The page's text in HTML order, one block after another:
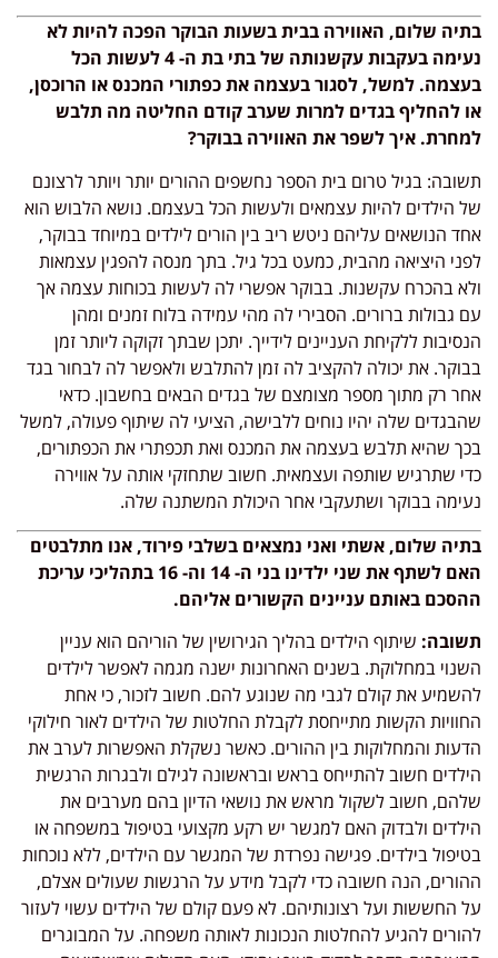
בתיה שלום, האווירה בבית בשעות הבוקר הפכה להיות לא
נעימה בעקבות עקשנותה של בתי בת ה- 4 לעשות הכל
בעצמה. למשל, לסגור בעצמה את כפתורי המכנס או הרוכסן,
או להחליף בגדים למרות שערב קודם החליטה מה תלבש
למחרת. איך לשפר את האווירה בבוקר?
תשובה: בגיל טרום בית הספר נחשפים ההורים יותר ויותר לרצונם
של הילדים להיות עצמאים ולעשות הכל בעצמם. נושא הלבוש הוא
אחד הנושאים עליהם ניטש ריב בין הורים לילדים במיוחד בבוקר,
לפני היציאה מהבית, כמעט בכל גיל. בתך מנסה להפגין עצמאות
ולא בהכרח עקשנות. בבוקר אפשרי לה לעשות בכוחות עצמה אך
עם גבולות ברורים. הסבירי לה מהי עמידה בלוח זמנים ומהן
הנסיבות ללקיחת העניינים לידייך. יתכן שבתך זקוקה ליותר זמן
בבוקר. את יכולה להקציב לה זמן להתלבש ולאפשר לה לבחור בגד
אחר רק מתוך מספר מצומצם של בגדים הבאים בחשבון. כדאי
שהבגדים שלה יהיו נוחים ללבישה, הציעי לה שיתוף פעולה, למשל
בכך שהיא תלבש בעצמה את המכנס ואת תכפתרי את הכפתורים,
כדי שתרגיש שותפה ועצמאית. חשוב שתחזקי אותה על אווירה
נעימה בבוקר ושתעקבי אחר היכולת המשתנה שלה.
בתיה שלום, אשתי ואני נמצאים בשלבי פירוד, אנו מתלבטים
האם לשתף את שני ילדינו בני ה- 14 וה- 16 בתהליכי עריכת
ההסכם באותם עניינים הקשורים אליהם.
תשובה: שיתוף הילדים בהליך הגירושין של הוריהם הוא עניין
השנוי במחלוקת. בשנים האחרונות ישנה מגמה לאפשר לילדים
להשמיע את קולם לגבי מה שנוגע להם. חשוב לזכור, כי אחת
החוויות הקשות מתייחסת לקבלת החלטות של הילדים לאור חילוקי
הדעות והמחלוקות בין ההורים. כאשר נשקלת האפשרות לערב את
הילדים חשוב להתייחס בראש ובראשונה לגילם ולבגרות הרגשית
שלהם, חשוב לשקול מראש את נושאי הדיון בהם מערבים את
הילדים ולבדוק האם למגשר יש רקע מקצועי בטיפול במשפחה או
בטיפול בילדים. פגישה נפרדת של המגשר עם הילדים, ללא נוכחות
ההורים, הנה חשובה כדי לקבל מידע על הרגשות שעולים אצלם,
על החששות ועל רצונותיהם. לא פעם קולם של הילדים עשוי לעזור
להורים להגיע להחלטות הנכונות לאותה משפחה. על המבוגרים